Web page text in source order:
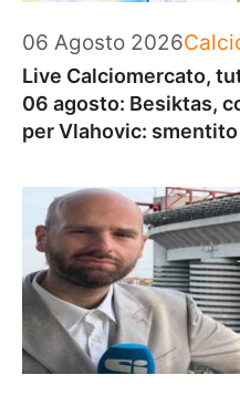
06 Agosto 2026
Live Calciomercato,
06 agosto: Besiktas,
per Vlahovic: